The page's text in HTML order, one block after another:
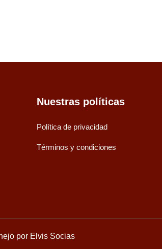
Nuestras políticas
Política de privacidad
Términos y condiciones
por Elvis Socias